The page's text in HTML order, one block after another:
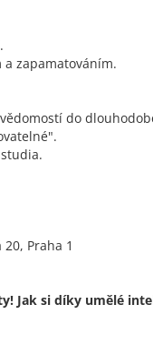
a zapamatováním.
do
Praha 1
Jak si díky umělé